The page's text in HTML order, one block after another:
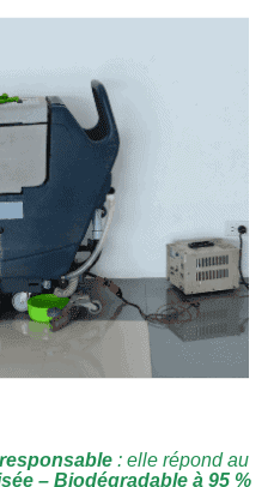
: elle répond au
– Biodégradable à 95 %